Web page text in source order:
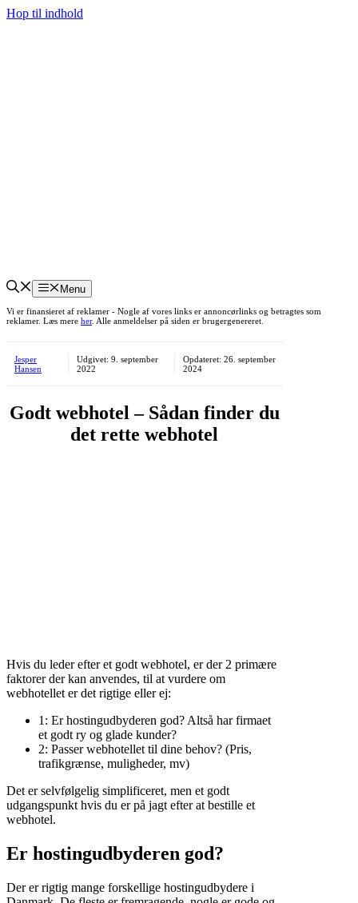
Hop til indhold
Menu
Vi er finansieret af reklamer - Nogle af vores links er annoncørlinks og betragtes som
reklamer. Læs mere her. Alle anmeldelser på siden er brugergenereret.
Jesper
Hansen
Udgivet: 9. september
2022
Opdateret:26. september
2024
Godt webhotel – Sådan finder du
det rette webhotel
Hvis du leder efter et godt webhotel, er der 2 primære
faktorer der kan anvendes, til at vurdere om
webhotellet er det rigtige eller ej:
1: Er hostingudbyderen god? Altså har firmaet
et godt ry og glade kunder?
2: Passer webhotellet til dine behov? (Pris,
trafikgrænse, muligheder, mv)
Det er selvfølgelig simplificeret, men et godt
udgangspunkt hvis du er på jagt efter at bestille et
webhotel.
Er hostingudbyderen god?
Der er rigtig mange forskellige hostingudbydere i